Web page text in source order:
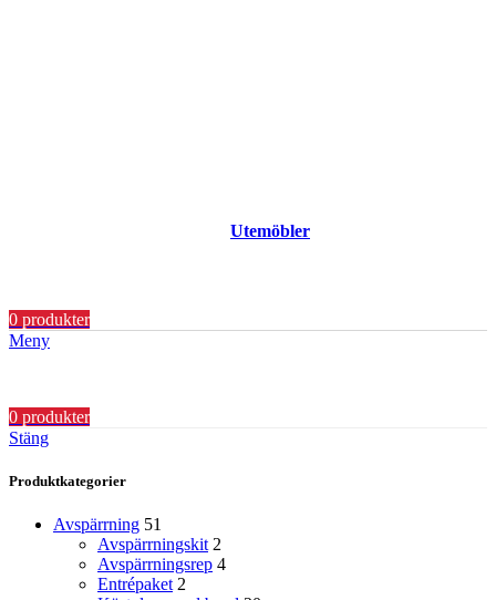
Utemöbler
0 produkter
Meny
0 produkter
Stäng
Produktkategorier
Avspärrning 51
Avspärrningskit 2
Avspärrningsrep 4
Entrépaket 2